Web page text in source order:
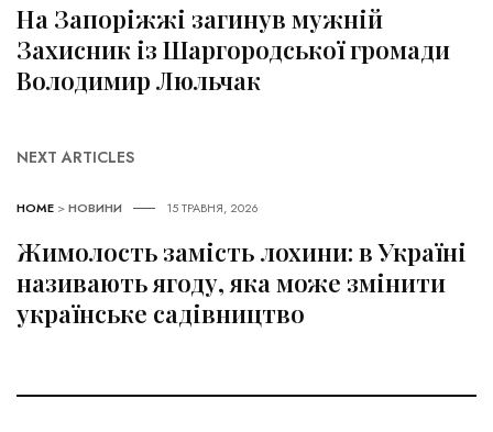
На Запоріжжі загинув мужній
Захисник із Шаргородської громади
Володимир Люльчак
NEXT ARTICLES
HOME >НОВИНИ 15 ТРАВНЯ, 2026
Жимолость замість лохини: в Україні
називають ягоду, яка може змінити
українське садівництво